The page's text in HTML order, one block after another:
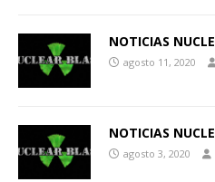
NOTICIAS
agosto 11, 2020
NOTICIAS
agosto 3, 2020